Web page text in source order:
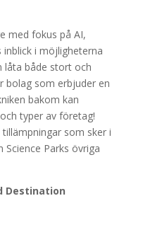
med fokus på AI,
inblick i möjligheterna
låta både stort och
bolag som erbjuder en
bakom kan
typer av företag!
som sker i
Parks övriga
Destination